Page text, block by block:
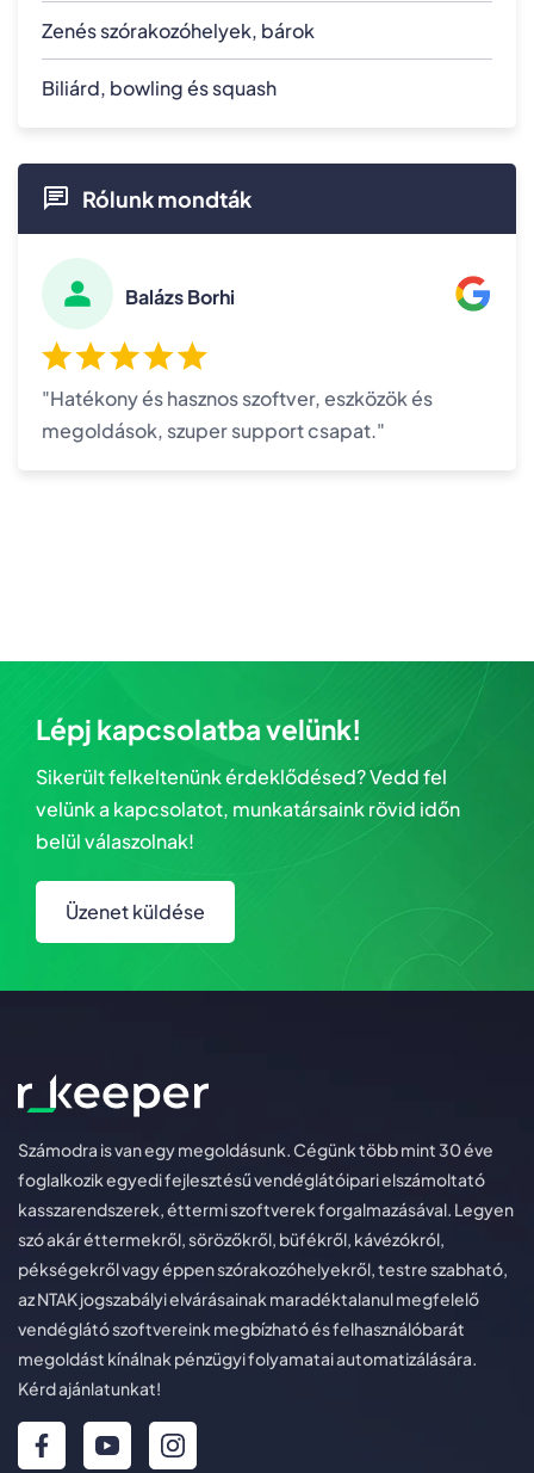
Zenés szórakozóhelyek, bárok
Biliárd, bowling és squash
Rólunk mondták
Balázs Borhi
"Hatékony és hasznos szoftver, eszközök és
megoldások, szuper support csapat."
Lépj kapcsolatba velünk!
Sikerült felkeltenünk érdeklődésed? Vedd fel
velünk a kapcsolatot, munkatársaink rövid időn
belül válaszolnak!
Üzenet küldése
Számodra is van egy megoldásunk. Cégünk több mint 30 éve
foglalkozik egyedi fejlesztésű vendéglátóipari elszámoltató
kasszarendszerek, éttermi szoftverek forgalmazásával. Legyen
szó akár éttermekről, sörözőkről, büfékről, kávézókról,
pékségekről vagy éppen szórakozóhelyekről, testre szabható,
az NTAK jogszabályi elvárásainak maradéktalanul megfelelő
vendéglátó szoftvereink megbízható és felhasználóbarát
megoldást kínálnak pénzügyi folyamatai automatizálására.
Kérd ajánlatunkat!